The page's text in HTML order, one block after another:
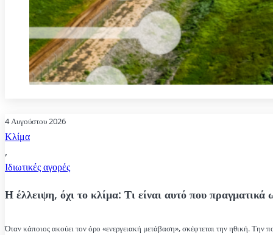
4 Αυγούστου 2026
Κλίμα
,
Ιδιωτικές αγορές
Η έλλειψη, όχι το κλίμα: Τι είναι αυτό που πραγματικά
Όταν κάποιος ακούει τον όρο «ενεργειακή μετάβαση», σκέφτεται την ηθική. Την